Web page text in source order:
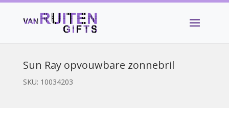
Sun Ray opvouwbare zonnebril
SKU: 10034203